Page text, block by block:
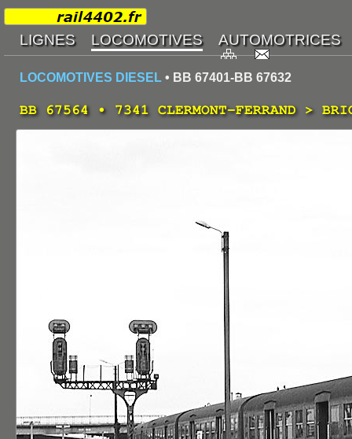
LOCOMOTIVES DIESEL • BB 67401-BB 67632
BB 67564 • 7341 CLERMONT-FERRAND >